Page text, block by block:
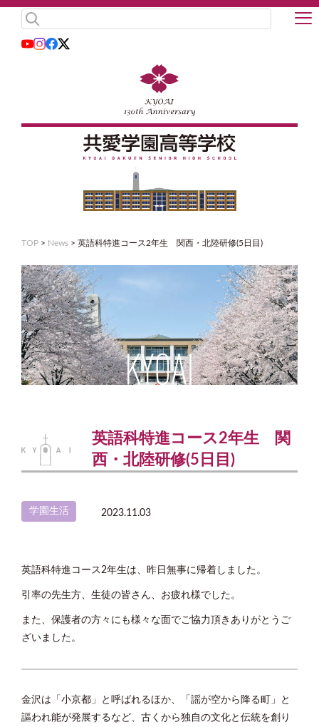
TOP > News > 英語科特進コース2年生 関西・北陸研修(5日目)
英語科特進コース2年生 関
西・北陸研修(5日目)
学園生活 2023.11.03
英語科特進コース2年生は、昨日無事に帰着しました。
引率の先生方、生徒の皆さん、お疲れ様でした。
また、保護者の方々にも様々な面でご協力頂きありがとうご
ざいました。
金沢は「小京都」と呼ばれるほか、「謡が空から降る町」と
謳われ能が発展するなど、古くから独自の文化と伝統を創り